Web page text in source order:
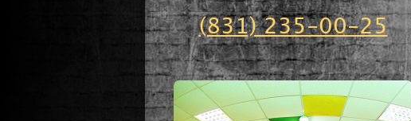
(831) 235-00-25